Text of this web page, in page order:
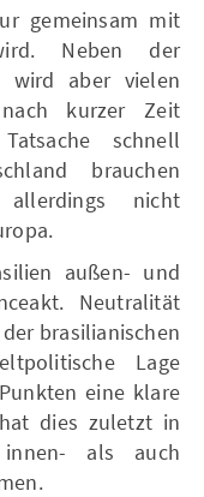
gemeinsam mit
Neben der
wird aber vielen
kurzer Zeit
schnell
brauchen
nicht
außen- und
Neutralität
brasilianischen
Lage
eine klare
dies zuletzt in
innen- als auch